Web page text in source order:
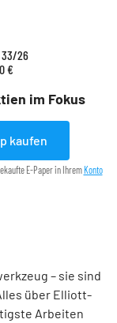
im Fokus
33/26
€
kaufen
E-Paper in Ihrem Konto
– sie sind
über Elliott-
Arbeiten